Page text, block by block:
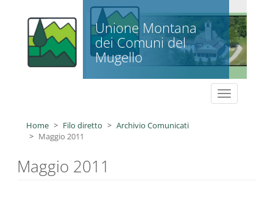
Salta al contenuto principale
Unione Montana
dei Comuni del
Mugello
Toggle
navigation
Home
Filo diretto
Archivio Comunicati
Maggio 2011
Maggio 2011